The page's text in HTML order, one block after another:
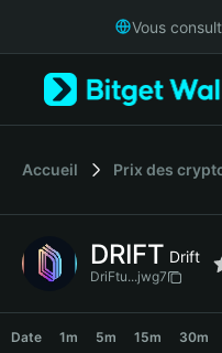
Русский
Italiano
简体中文
繁體中文
Bahasa Indonesia
Vous
Accueil Prix des
DRIFT Drift
DriFtu...jwg7
Date 1m 5m 15m 30m